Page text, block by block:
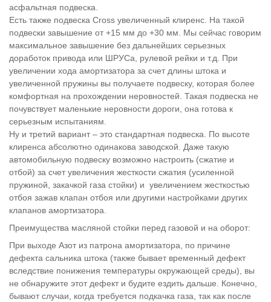
асфальтная подвеска.
Есть также подвеска Cross увеличенный клиренс. На такой
подвески завышение от +15 мм до +30 мм. Мы сейчас говорим
максимальное завышение без дальнейших серьезных
доработок привода или ШРУСа, рулевой рейки и т.д. При
увеличении хода амортизатора за счет длины штока и
увеличенной пружины вы получаете подвеску, которая более
комфортная на прохождении неровностей. Такая подвеска не
почувствует маленькие неровности дороги, она готова к
серьезным испытаниям.
Ну и третий вариант – это стандартная подвеска. По высоте
клиренса абсолютно одинакова заводской. Даже такую
автомобильную подвеску возможно настроить (сжатие и
отбой) за счет увеличения жесткости сжатия (усиленной
пружиной, закачкой газа стойки) и увеличением жесткостью
отбоя зажав клапан отбоя или другими настройками других
клапанов амортизатора.
Преимущества масляной стойки перед газовой и на оборот:
При выходе Азот из патрона амортизатора, по причине
дефекта сальника штока (также бывает временный дефект
вследствие понижения температуры окружающей среды), вы
не обнаружите этот дефект и будите ездить дальше. Конечно,
бывают случаи, когда требуется подкачка газа, так как после